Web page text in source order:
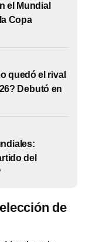
el Mundial
Copa
quedó el rival
Debutó en
del
de